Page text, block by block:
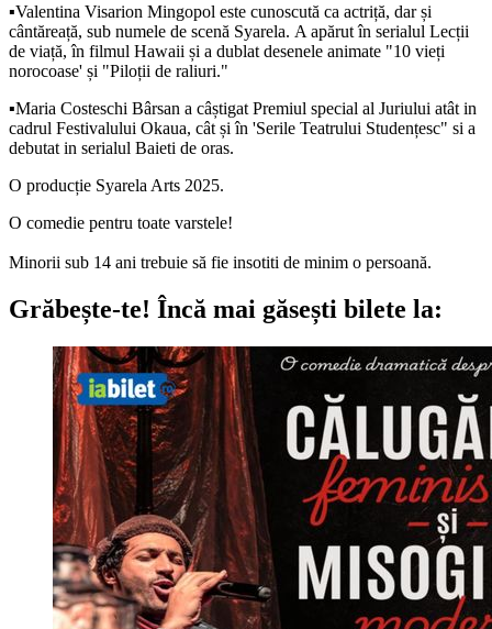
▪️Valentina Visarion Mingopol este cunoscută ca actriță, dar și
cântăreață, sub numele de scenă Syarela. A apărut în serialul Lecții
de viață, în filmul Hawaii și a dublat desenele animate "10 vieți
norocoase' și "Piloții de raliuri."
▪️Maria Costeschi Bârsan a câștigat Premiul special al Juriului atât in
cadrul Festivalului Okaua, cât și în 'Serile Teatrului Studențesc" si a
debutat in serialul Baieti de oras.
O producție Syarela Arts 2025.
O comedie pentru toate varstele!
Minorii sub 14 ani trebuie să fie insotiti de minim o persoană.
Grăbește-te! Încă mai găsești bilete la: